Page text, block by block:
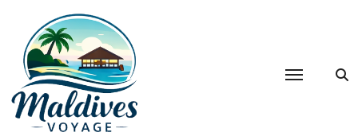
contenu